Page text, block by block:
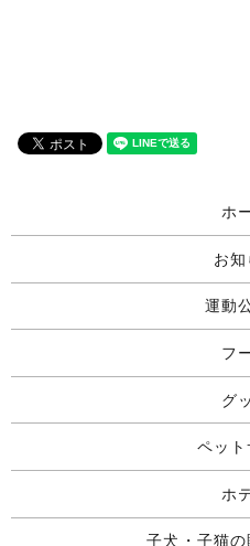
ホ
お
運動
フ
グ
ペット
ホ
子犬・子猫